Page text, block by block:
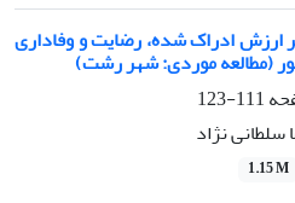
بررسی تأثیر خدمات ارائه‌شده بر ارزش ادراک‎‌ شده، رضایت و وفاداری
(مطالعه موردی: شهر رشت)
111-123
سلطانی نژاد
1.15 M